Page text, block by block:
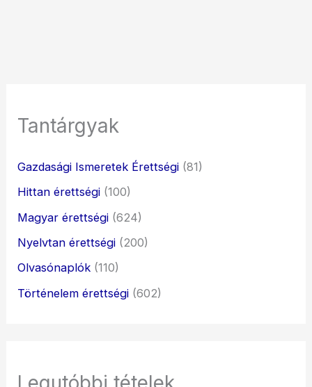
Tantárgyak
Gazdasági Ismeretek Érettségi (81)
Hittan érettségi (100)
Magyar érettségi (624)
Nyelvtan érettségi (200)
Olvasónaplók (110)
Történelem érettségi (602)